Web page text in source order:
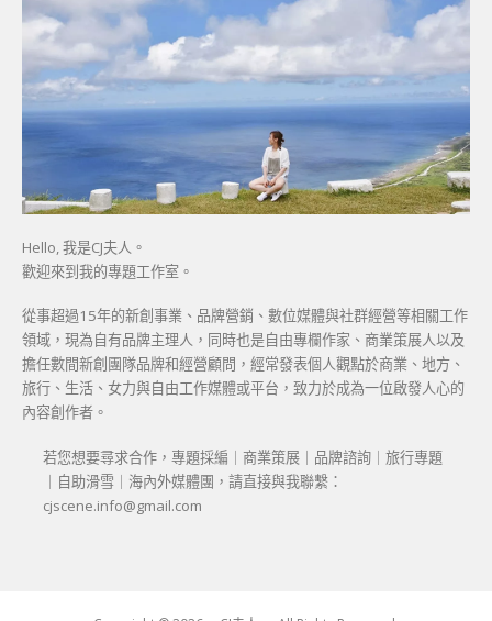
Hello, 我是CJ夫人。
歡迎來到我的專題工作室。
從事超過15年的新創事業、品牌營銷、數位媒體與社群經營等相關工作
領域，現為自有品牌主理人，同時也是自由專欄作家、商業策展人以及
擔任數間新創團隊品牌和經營顧問，經常發表個人觀點於商業、地方、
旅行、生活、女力與自由工作媒體或平台，致力於成為一位啟發人心的
內容創作者。
若您想要尋求合作，專題採編｜商業策展｜品牌諮詢｜旅行專題
｜自助滑雪｜海內外媒體團，請直接與我聯繫：
cjscene.info@gmail.com